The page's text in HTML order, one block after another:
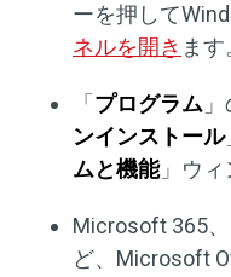
ーを押して
ネルを開き ます
「 プログラム
ンインストール
ムと機能」ウィ
Microsoft 365
ど、Microsoft